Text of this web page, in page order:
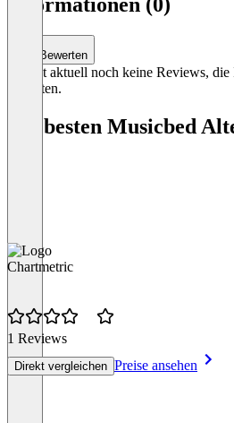
Bewerten
Es gibt aktuell noch keine Reviews,
enthalten.
Die besten Musicbed
Chartmetric
1 Reviews
Direkt vergleichen Preise ansehen